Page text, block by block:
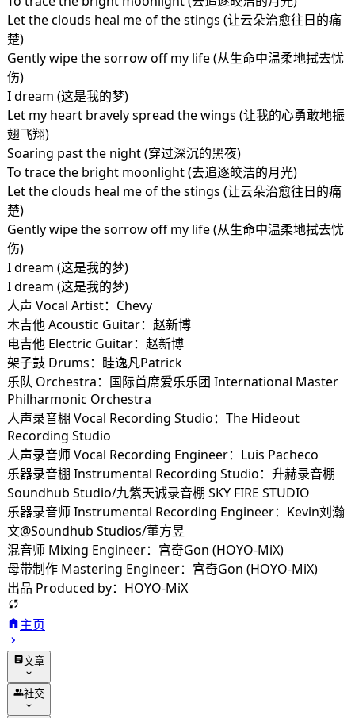
Let the clouds heal me of the stings (让云朵治愈往日的痛
楚)
Gently wipe the sorrow off my life (从生命中温柔地拭去忧
伤)
I dream (这是我的梦)
Let my heart bravely spread the wings (让我的心勇敢地振
翅飞翔)
Soaring past the night (穿过深沉的黑夜)
To trace the bright moonlight (去追逐皎洁的月光)
Let the clouds heal me of the stings (让云朵治愈往日的痛
楚)
Gently wipe the sorrow off my life (从生命中温柔地拭去忧
伤)
I dream (这是我的梦)
I dream (这是我的梦)
人声 Vocal Artist：Chevy
木吉他 Acoustic Guitar：赵新博
电吉他 Electric Guitar：赵新博
架子鼓 Drums：眭逸凡Patrick
乐队 Orchestra：国际首席爱乐乐团 International Master
Philharmonic Orchestra
人声录音棚 Vocal Recording Studio：The Hideout
Recording Studio
人声录音师 Vocal Recording Engineer：Luis Pacheco
乐器录音棚 Instrumental Recording Studio：升赫录音棚
Soundhub Studio/九紫天诚录音棚 SKY FIRE STUDIO
乐器录音师 Instrumental Recording Engineer：Kevin刘瀚
文@Soundhub Studios/董方昱
混音师 Mixing Engineer：宫奇Gon (HOYO-MiX)
母带制作 Mastering Engineer：宫奇Gon (HOYO-MiX)
出品 Produced by：HOYO-MiX
主页
文章
归档
分类
社交